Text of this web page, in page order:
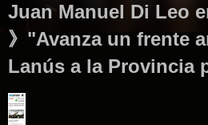
Juan Manuel Di Leo
》"Avanza un frente
Lanús a la Provincia